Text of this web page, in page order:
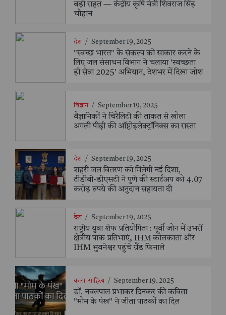
बड़ी राहत — केंद्रीय कृषि मंत्री शिवराज सिंह
चौहान
देश / September 19, 2025
"स्वच्छ भारत" के संकल्प को साकार करने के
लिए जल संसाधन विभाग ने चलाया 'स्वच्छता
ही सेवा 2025' अभियान, देशभर में दिखा जोश
विज्ञान / September 19, 2025
वैज्ञानिकों ने चिरैलिटी की ताकत से खोला
अगली पीढ़ी की ऑप्टोइलेक्ट्रॉनिक्स का रास्ता
देश / September 19, 2025
शहरी जल वितरण को मिलेगी नई दिशा,
टीडीबी-डीएसटी ने पुणे की स्टार्टअप को 4.07
करोड़ रुपये की अनुदान सहायता दी
देश / September 19, 2025
राष्ट्रीय युवा शेफ प्रतियोगिता : पूर्वी जोन में उभरीं
क्षेत्रीय पाक प्रतिभाएं, IHM कोलकाता और
IHM भुवनेश्वर पहुंचे ग्रैंड फिनाले
कला-साहित्य / September 19, 2025
डॉ. नवलपाल प्रभाकर दिनकर की कविता
"मोम के पंख" ने जीता पाठकों का दिल